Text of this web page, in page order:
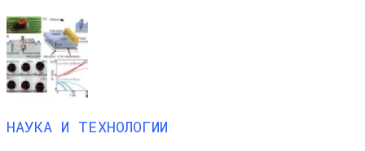
НАУКА И ТЕХНОЛОГИИ